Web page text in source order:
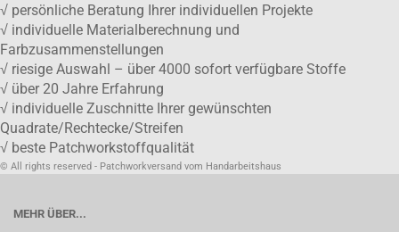
√ persönliche Beratung Ihrer individuellen Projekte
√ individuelle Materialberechnung und
Farbzusammenstellungen
√ riesige Auswahl – über 4000 sofort verfügbare Stoffe
√ über 20 Jahre Erfahrung
√ individuelle Zuschnitte Ihrer gewünschten
Quadrate/Rechtecke/Streifen
√ beste Patchworkstoffqualität
© All rights reserved - Patchworkversand vom Handarbeitshaus
MEHR ÜBER...